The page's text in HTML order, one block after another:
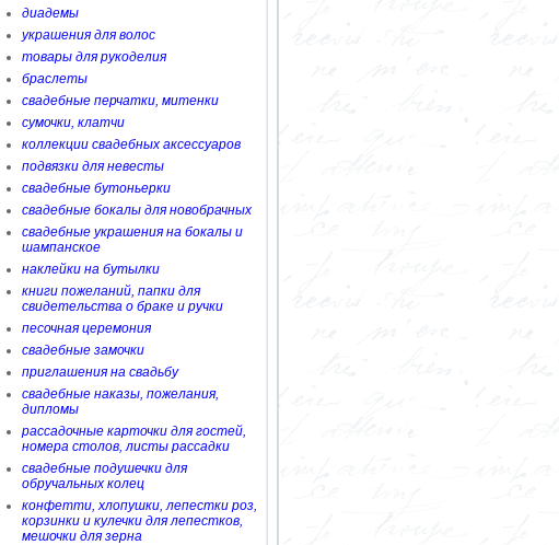
диадемы
украшения для волос
товары для рукоделия
браслеты
свадебные перчатки, митенки
сумочки, клатчи
коллекции свадебных аксессуаров
подвязки для невесты
свадебные бутоньерки
свадебные бокалы для новобрачных
свадебные украшения на бокалы и
шампанское
наклейки на бутылки
книги пожеланий, папки для
свидетельства о браке и ручки
песочная церемония
свадебные замочки
приглашения на свадьбу
свадебные наказы, пожелания,
дипломы
рассадочные карточки для гостей,
номера столов, листы рассадки
свадебные подушечки для
обручальных колец
конфетти, хлопушки, лепестки роз,
корзинки и кулечки для лепестков,
мешочки для зерна